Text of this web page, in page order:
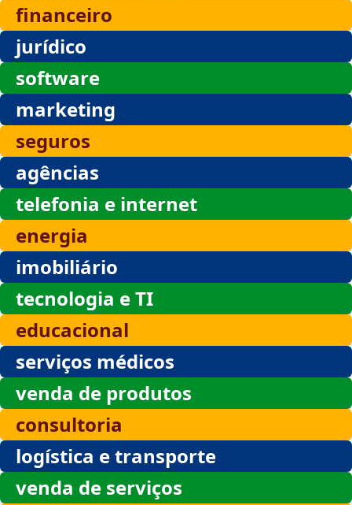
financeiro
jurídico
software
marketing
seguros
agências
telefonia e internet
energia
imobiliário
tecnologia e TI
educacional
serviços médicos
venda de produtos
consultoria
logística e transporte
venda de serviços